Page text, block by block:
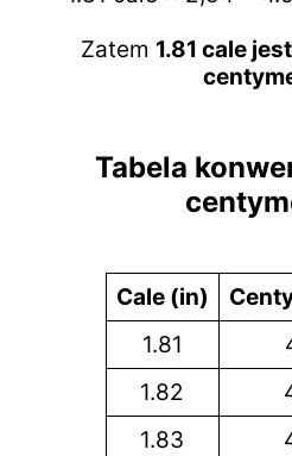
Zatem 1.81 cale
Tabela
Cale (in)
1.81
1.82
1.83